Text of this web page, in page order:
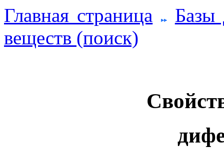
Главная страница
Базы
веществ (поиск)